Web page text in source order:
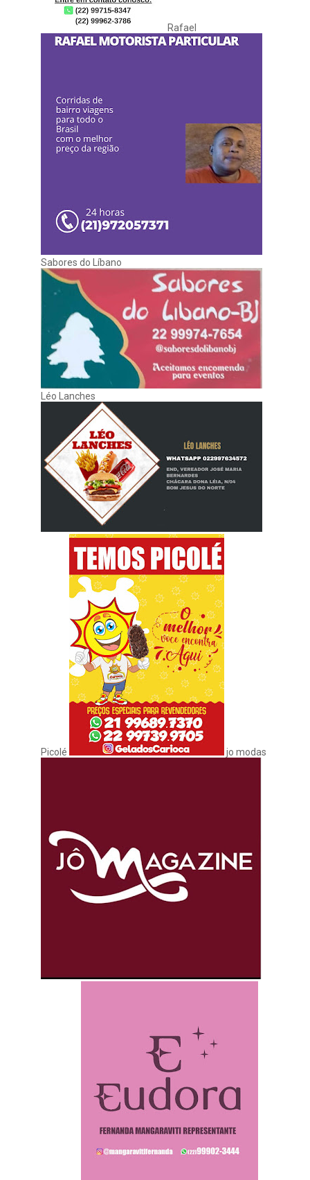
Rafael
Sabores do Líbano
Léo Lanches
Picolé jo modas